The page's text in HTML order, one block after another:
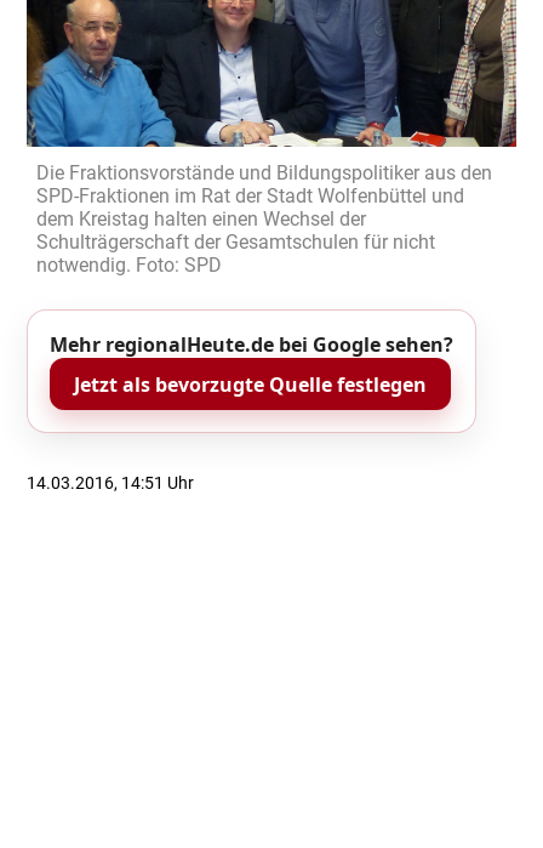
Die Fraktionsvorstände und Bildungspolitiker aus den
SPD-Fraktionen im Rat der Stadt Wolfenbüttel und
dem Kreistag halten einen Wechsel der
Schulträgerschaft der Gesamtschulen für nicht
notwendig. Foto: SPD
Mehr regionalHeute.de bei Google sehen?
Jetzt als bevorzugte Quelle festlegen
14.03.2016, 14:51 Uhr